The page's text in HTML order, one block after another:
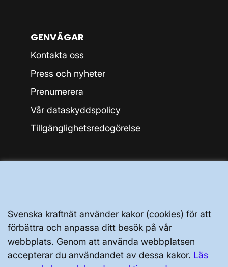
Svenska kraftnät använder kakor (cookies) för att
förbättra och anpassa ditt besök på vår
webbplats. Genom att använda webbplatsen
accepterar du användandet av dessa kakor. Läs
Svenska kraftnät, Box 1200, 172 24
Sundbyberg
Tel: 010-475 80 00
E-post:registrator@svk.se
GENVÄGAR
Kontakta oss
Press och nyheter
Prenumerera
Vår dataskyddspolicy
Tillgänglighetsredogörelse